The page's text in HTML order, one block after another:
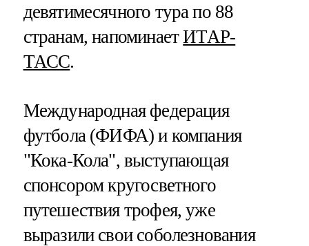
девятимесячного тура по 88
странам, напоминаетИТАР-
ТАСС.
Международная федерация
футбола (ФИФА) и компания
"Кока-Кола", выступающая
спонсором кругосветного
путешествия трофея, уже
выразили свои соболезнования